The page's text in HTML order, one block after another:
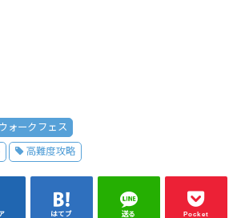
ォークフェス
高難度攻略
はてブ 送る Pocket